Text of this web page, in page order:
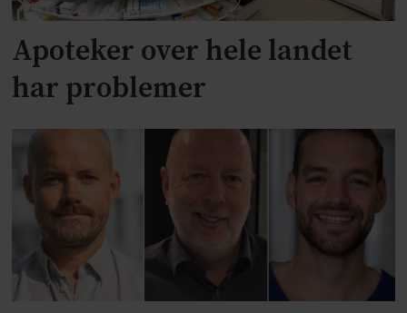
Apoteker over hele landet
har problemer